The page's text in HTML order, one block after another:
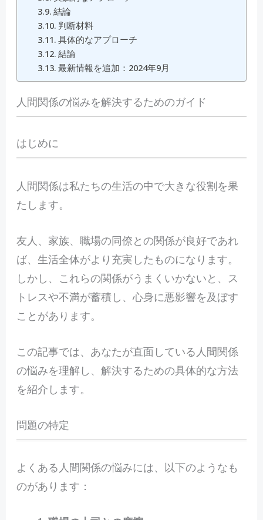
結論
判断材料
具体的なアプローチ
結論
最新情報を追加：2024年9月
人間関係の悩みを解決するためのガイド
はじめに
人間関係は私たちの生活の中で大きな役割を果
たします。
友人、家族、職場の同僚との関係が良好であれ
ば、生活全体がより充実したものになります。
しかし、これらの関係がうまくいかないと、ス
トレスや不満が蓄積し、心身に悪影響を及ぼす
ことがあります。
この記事では、あなたが直面している人間関係
の悩みを理解し、解決するための具体的な方法
を紹介します。
問題の特定
よくある人間関係の悩みには、以下のようなも
のがあります：